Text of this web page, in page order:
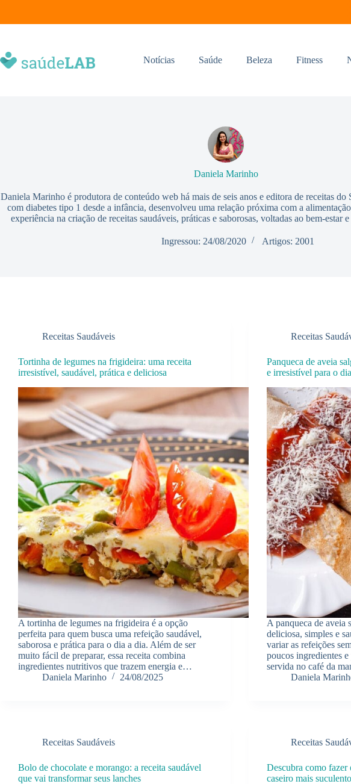
Notícias Saúde Beleza Fitness
Daniela Marinho
Daniela Marinho é produtora de conteúdo web há mais de seis anos e editora de receitas
com diabetes tipo 1 desde a infância, desenvolveu uma relação próxima com a
experiência na criação de receitas saudáveis, práticas e saborosas, voltadas ao bem-estar
Ingressou: 24/08/2020 Artigos: 2001
Receitas Saudáveis
Tortinha de legumes na frigideira: uma receita
irresistível, saudável, prática e deliciosa
A tortinha de legumes na frigideira é a opção
perfeita para quem busca uma refeição saudável,
saborosa e prática para o dia a dia. Além de ser
muito fácil de preparar, essa receita combina
ingredientes nutritivos que trazem energia e…
Daniela Marinho
24/08/2025
Receitas
Panqueca de aveia
e irresistível para o
A panqueca de aveia
deliciosa, simples e
variar as refeições
poucos ingredientes
servida no café da
Daniela
Receitas Saudáveis
Bolo de chocolate e morango: a receita saudável
que vai transformar seus lanches
Receitas
Descubra como
caseiro mais